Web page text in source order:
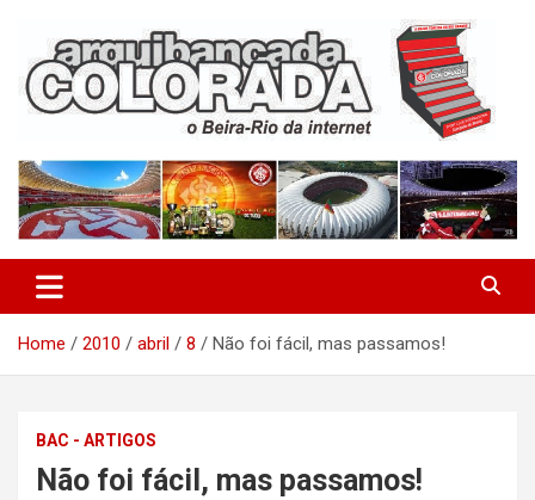
content
Arquibancada Colorada
Home 2010 abril 8 Não foi fácil, mas passamos!
BAC - ARTIGOS
Não foi fácil, mas passamos!